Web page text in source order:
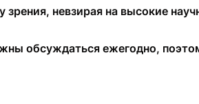
невзирая на высокие
обсуждаться ежегодно,